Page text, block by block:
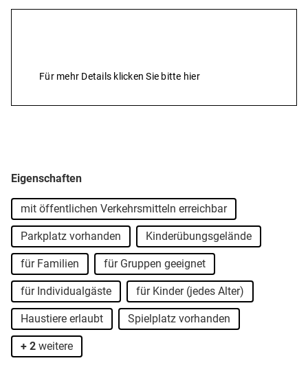
BERGaufRODEL kein Problem. Speziell gebaute Schlitten,
verschnaufen, bevor es auf zur nächsten Runde auf die
Für mehr Details klicken Sie bitte hier
Eigenschaften
mit öffentlichen Verkehrsmitteln erreichbar
Parkplatz vorhanden Kinderübungsgelände
für Familien für Gruppen geeignet
für Individualgäste für Kinder (jedes Alter)
Haustiere erlaubt Spielplatz vorhanden
+ 2 weitere